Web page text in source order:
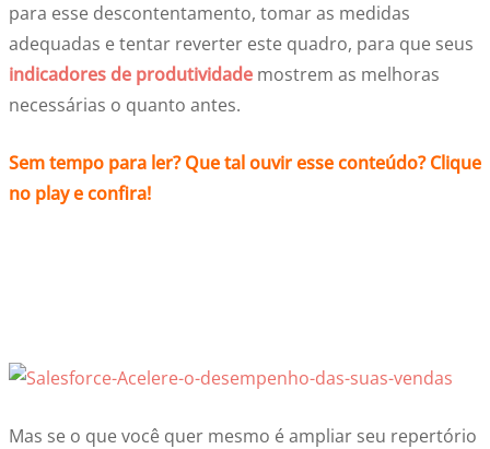
para esse descontentamento, tomar as medidas
adequadas e tentar reverter este quadro, para que seus
indicadores de produtividade mostrem as melhoras
necessárias o quanto antes.
Sem tempo para ler? Que tal ouvir esse conteúdo? Clique
no play e confira!
Mas se o que você quer mesmo é ampliar seu repertório